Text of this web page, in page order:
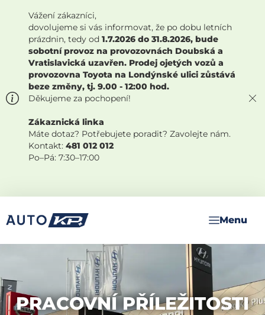
Vážení zákazníci,
dovolujeme si vás informovat, že po dobu letních
prázdnin, tedy od 1.7.2026 do 31.8.2026, bude
sobotní provoz na provozovnách Doubská a
Vratislavická uzavřen. Prodej ojetých vozů a
provozovna Toyota na Londýnské ulici zůstává
beze změny, tj. 9.00 - 12:00 hod.
Děkujeme za pochopení!
Zákaznická linka
Máte dotaz? Potřebujete poradit? Zavolejte nám.
Kontakt: 481 012 012
Po–Pá: 7:30–17:00
PRACOVNÍ PŘÍLEŽITOSTI